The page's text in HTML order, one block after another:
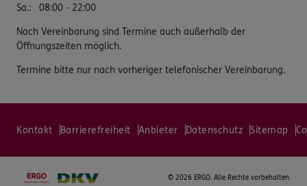
Sa.: 08:00 - 22:00
Nach Vereinbarung sind Termine auch außerhalb der
Öffnungszeiten möglich.
Termine bitte nur nach vorheriger telefonischer Vereinbarung.
Kontakt Barrierefreiheit Anbieter Datenschutz Sitemap
© 2026 ERGO. Alle Rechte vorbehalten.